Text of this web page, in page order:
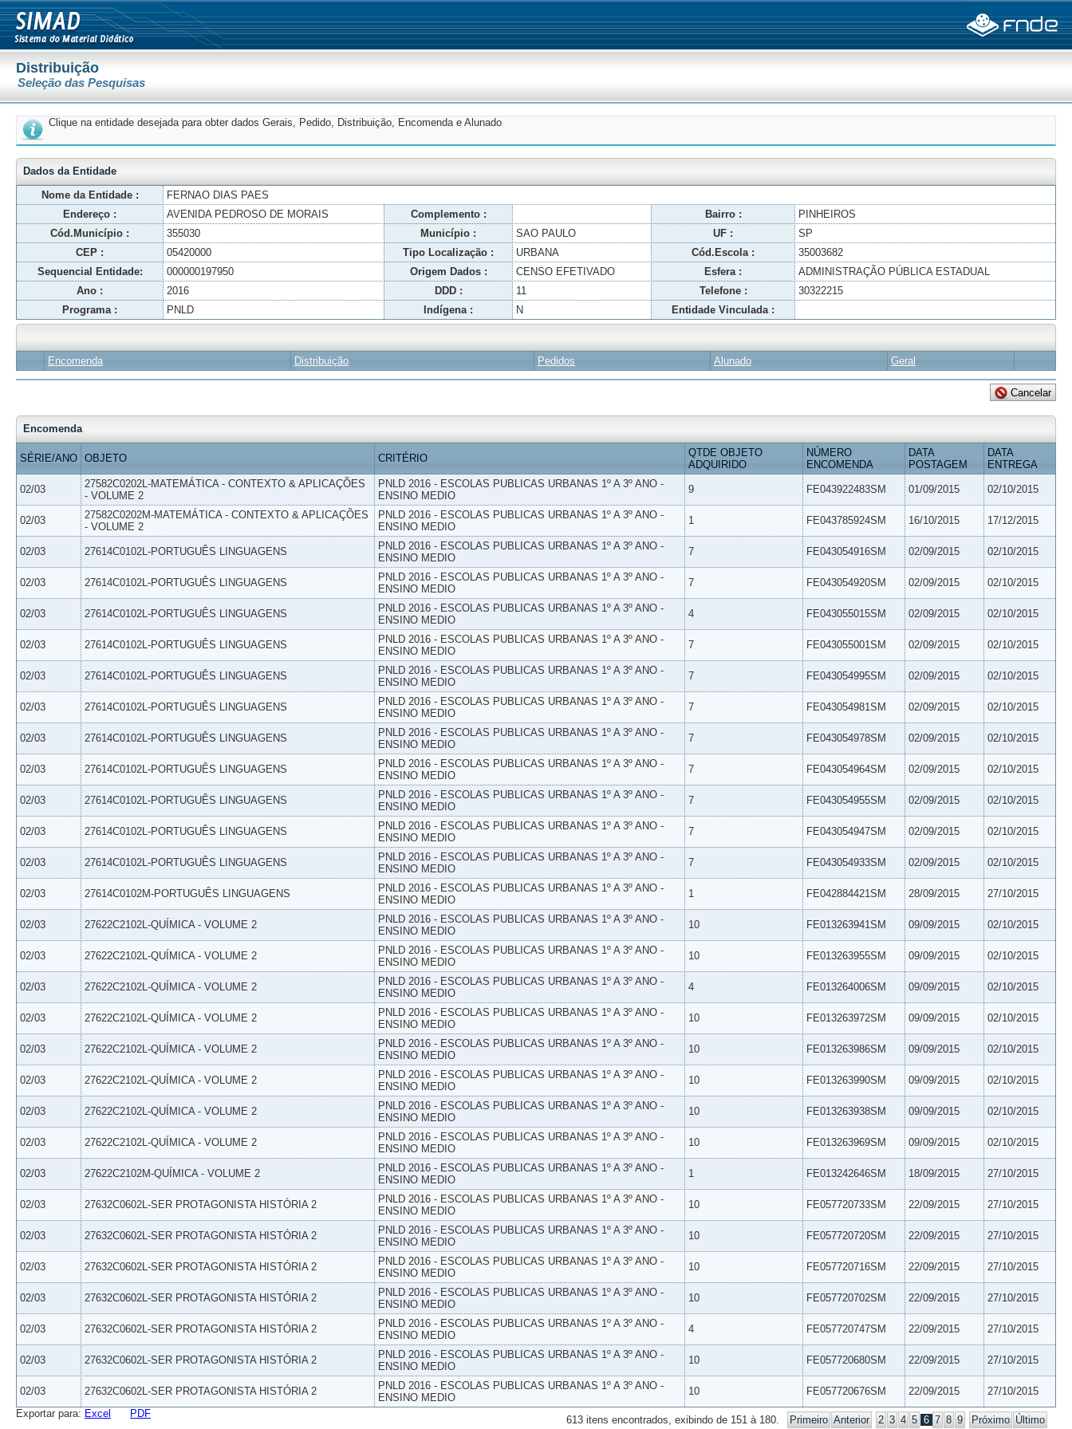
Distribuição
Seleção das Pesquisas
Clique na entidade desejada para obter dados Gerais, Pedido, Distribuição, Encomenda e Alunado
Dados da Entidade
Nome da Entidade :
FERNAO DIAS PAES
Endereço :
AVENIDA PEDROSO DE MORAIS Complemento : Bairro :
PINHEIROS
Cód.Município :
355030 Município : SAO PAULO UF :
SP
CEP :
05420000 Tipo Localização : URBANA Cód.Escola :
35003682
Sequencial Entidade:
000000197950 Origem Dados : CENSO EFETIVADO Esfera :
ADMINISTRAÇÃO PÚBLICA ESTADUAL
Ano :
2016 DDD : 11 Telefone :
30322215
Programa :
PNLD Indígena : N Entidade Vinculada :
Encomenda Distribuição Pedidos Alunado Geral
Encomenda
SÉRIE/ANO OBJETO CRITÉRIO
QTDE OBJETO
ADQUIRIDO
NÚMERO
ENCOMENDA
DATA
POSTAGEM
DATA
ENTREGA
02/03
27582C0202L-MATEMÁTICA - CONTEXTO & APLICAÇÕES
- VOLUME 2
PNLD 2016 - ESCOLAS PUBLICAS URBANAS 1º A 3º ANO -
ENSINO MEDIO
9 FE043922483SM 01/09/2015 02/10/2015
02/03
27582C0202M-MATEMÁTICA - CONTEXTO & APLICAÇÕES
- VOLUME 2
PNLD 2016 - ESCOLAS PUBLICAS URBANAS 1º A 3º ANO -
ENSINO MEDIO
1 FE043785924SM 16/10/2015 17/12/2015
02/03 27614C0102L-PORTUGUÊS LINGUAGENS
PNLD 2016 - ESCOLAS PUBLICAS URBANAS 1º A 3º ANO -
ENSINO MEDIO
7 FE043054916SM 02/09/2015 02/10/2015
02/03 27614C0102L-PORTUGUÊS LINGUAGENS
PNLD 2016 - ESCOLAS PUBLICAS URBANAS 1º A 3º ANO -
ENSINO MEDIO
7 FE043054920SM 02/09/2015 02/10/2015
02/03 27614C0102L-PORTUGUÊS LINGUAGENS
PNLD 2016 - ESCOLAS PUBLICAS URBANAS 1º A 3º ANO -
ENSINO MEDIO
4 FE043055015SM 02/09/2015 02/10/2015
02/03 27614C0102L-PORTUGUÊS LINGUAGENS
PNLD 2016 - ESCOLAS PUBLICAS URBANAS 1º A 3º ANO -
ENSINO MEDIO
7 FE043055001SM 02/09/2015 02/10/2015
02/03 27614C0102L-PORTUGUÊS LINGUAGENS
PNLD 2016 - ESCOLAS PUBLICAS URBANAS 1º A 3º ANO -
ENSINO MEDIO
7 FE043054995SM 02/09/2015 02/10/2015
02/03 27614C0102L-PORTUGUÊS LINGUAGENS
PNLD 2016 - ESCOLAS PUBLICAS URBANAS 1º A 3º ANO -
ENSINO MEDIO
7 FE043054981SM 02/09/2015 02/10/2015
02/03 27614C0102L-PORTUGUÊS LINGUAGENS
PNLD 2016 - ESCOLAS PUBLICAS URBANAS 1º A 3º ANO -
ENSINO MEDIO
7 FE043054978SM 02/09/2015 02/10/2015
02/03 27614C0102L-PORTUGUÊS LINGUAGENS
PNLD 2016 - ESCOLAS PUBLICAS URBANAS 1º A 3º ANO -
ENSINO MEDIO
7 FE043054964SM 02/09/2015 02/10/2015
02/03 27614C0102L-PORTUGUÊS LINGUAGENS
PNLD 2016 - ESCOLAS PUBLICAS URBANAS 1º A 3º ANO -
ENSINO MEDIO
7 FE043054955SM 02/09/2015 02/10/2015
02/03 27614C0102L-PORTUGUÊS LINGUAGENS
PNLD 2016 - ESCOLAS PUBLICAS URBANAS 1º A 3º ANO -
ENSINO MEDIO
7 FE043054947SM 02/09/2015 02/10/2015
02/03 27614C0102L-PORTUGUÊS LINGUAGENS
PNLD 2016 - ESCOLAS PUBLICAS URBANAS 1º A 3º ANO -
ENSINO MEDIO
7 FE043054933SM 02/09/2015 02/10/2015
02/03 27614C0102M-PORTUGUÊS LINGUAGENS
PNLD 2016 - ESCOLAS PUBLICAS URBANAS 1º A 3º ANO -
ENSINO MEDIO
1 FE042884421SM 28/09/2015 27/10/2015
02/03 27622C2102L-QUÍMICA - VOLUME 2
PNLD 2016 - ESCOLAS PUBLICAS URBANAS 1º A 3º ANO -
ENSINO MEDIO
10 FE013263941SM 09/09/2015 02/10/2015
02/03 27622C2102L-QUÍMICA - VOLUME 2
PNLD 2016 - ESCOLAS PUBLICAS URBANAS 1º A 3º ANO -
ENSINO MEDIO
10 FE013263955SM 09/09/2015 02/10/2015
02/03 27622C2102L-QUÍMICA - VOLUME 2
PNLD 2016 - ESCOLAS PUBLICAS URBANAS 1º A 3º ANO -
ENSINO MEDIO
4 FE013264006SM 09/09/2015 02/10/2015
02/03 27622C2102L-QUÍMICA - VOLUME 2
PNLD 2016 - ESCOLAS PUBLICAS URBANAS 1º A 3º ANO -
ENSINO MEDIO
10 FE013263972SM 09/09/2015 02/10/2015
02/03 27622C2102L-QUÍMICA - VOLUME 2
PNLD 2016 - ESCOLAS PUBLICAS URBANAS 1º A 3º ANO -
ENSINO MEDIO
10 FE013263986SM 09/09/2015 02/10/2015
02/03 27622C2102L-QUÍMICA - VOLUME 2
PNLD 2016 - ESCOLAS PUBLICAS URBANAS 1º A 3º ANO -
ENSINO MEDIO
10 FE013263990SM 09/09/2015 02/10/2015
02/03 27622C2102L-QUÍMICA - VOLUME 2
PNLD 2016 - ESCOLAS PUBLICAS URBANAS 1º A 3º ANO -
ENSINO MEDIO
10 FE013263938SM 09/09/2015 02/10/2015
02/03 27622C2102L-QUÍMICA - VOLUME 2
PNLD 2016 - ESCOLAS PUBLICAS URBANAS 1º A 3º ANO -
ENSINO MEDIO
10 FE013263969SM 09/09/2015 02/10/2015
02/03 27622C2102M-QUÍMICA - VOLUME 2
PNLD 2016 - ESCOLAS PUBLICAS URBANAS 1º A 3º ANO -
ENSINO MEDIO
1 FE013242646SM 18/09/2015 27/10/2015
02/03 27632C0602L-SER PROTAGONISTA HISTÓRIA 2
PNLD 2016 - ESCOLAS PUBLICAS URBANAS 1º A 3º ANO -
ENSINO MEDIO
10 FE057720733SM 22/09/2015 27/10/2015
02/03 27632C0602L-SER PROTAGONISTA HISTÓRIA 2
PNLD 2016 - ESCOLAS PUBLICAS URBANAS 1º A 3º ANO -
ENSINO MEDIO
10 FE057720720SM 22/09/2015 27/10/2015
02/03 27632C0602L-SER PROTAGONISTA HISTÓRIA 2
PNLD 2016 - ESCOLAS PUBLICAS URBANAS 1º A 3º ANO -
ENSINO MEDIO
10 FE057720716SM 22/09/2015 27/10/2015
02/03 27632C0602L-SER PROTAGONISTA HISTÓRIA 2
PNLD 2016 - ESCOLAS PUBLICAS URBANAS 1º A 3º ANO -
ENSINO MEDIO
10 FE057720702SM 22/09/2015 27/10/2015
02/03 27632C0602L-SER PROTAGONISTA HISTÓRIA 2
PNLD 2016 - ESCOLAS PUBLICAS URBANAS 1º A 3º ANO -
ENSINO MEDIO
4 FE057720747SM 22/09/2015 27/10/2015
02/03 27632C0602L-SER PROTAGONISTA HISTÓRIA 2
PNLD 2016 - ESCOLAS PUBLICAS URBANAS 1º A 3º ANO -
ENSINO MEDIO
10 FE057720680SM 22/09/2015 27/10/2015
02/03 27632C0602L-SER PROTAGONISTA HISTÓRIA 2
PNLD 2016 - ESCOLAS PUBLICAS URBANAS 1º A 3º ANO -
ENSINO MEDIO
10 FE057720676SM 22/09/2015 27/10/2015
613 itens encontrados, exibindo de 151 à 180. Primeiro Anterior 2 3 4 5 6 7 8 9 Próximo Último
Exportar para: Excel PDF